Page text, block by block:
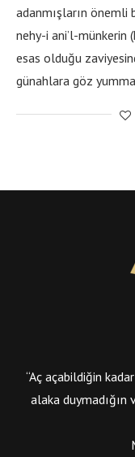
adanmışların önemli
nehy-i ani’l-münkerin
esas olduğu
günahlara göz
“Aç açabildiğin
alaka duymadığın